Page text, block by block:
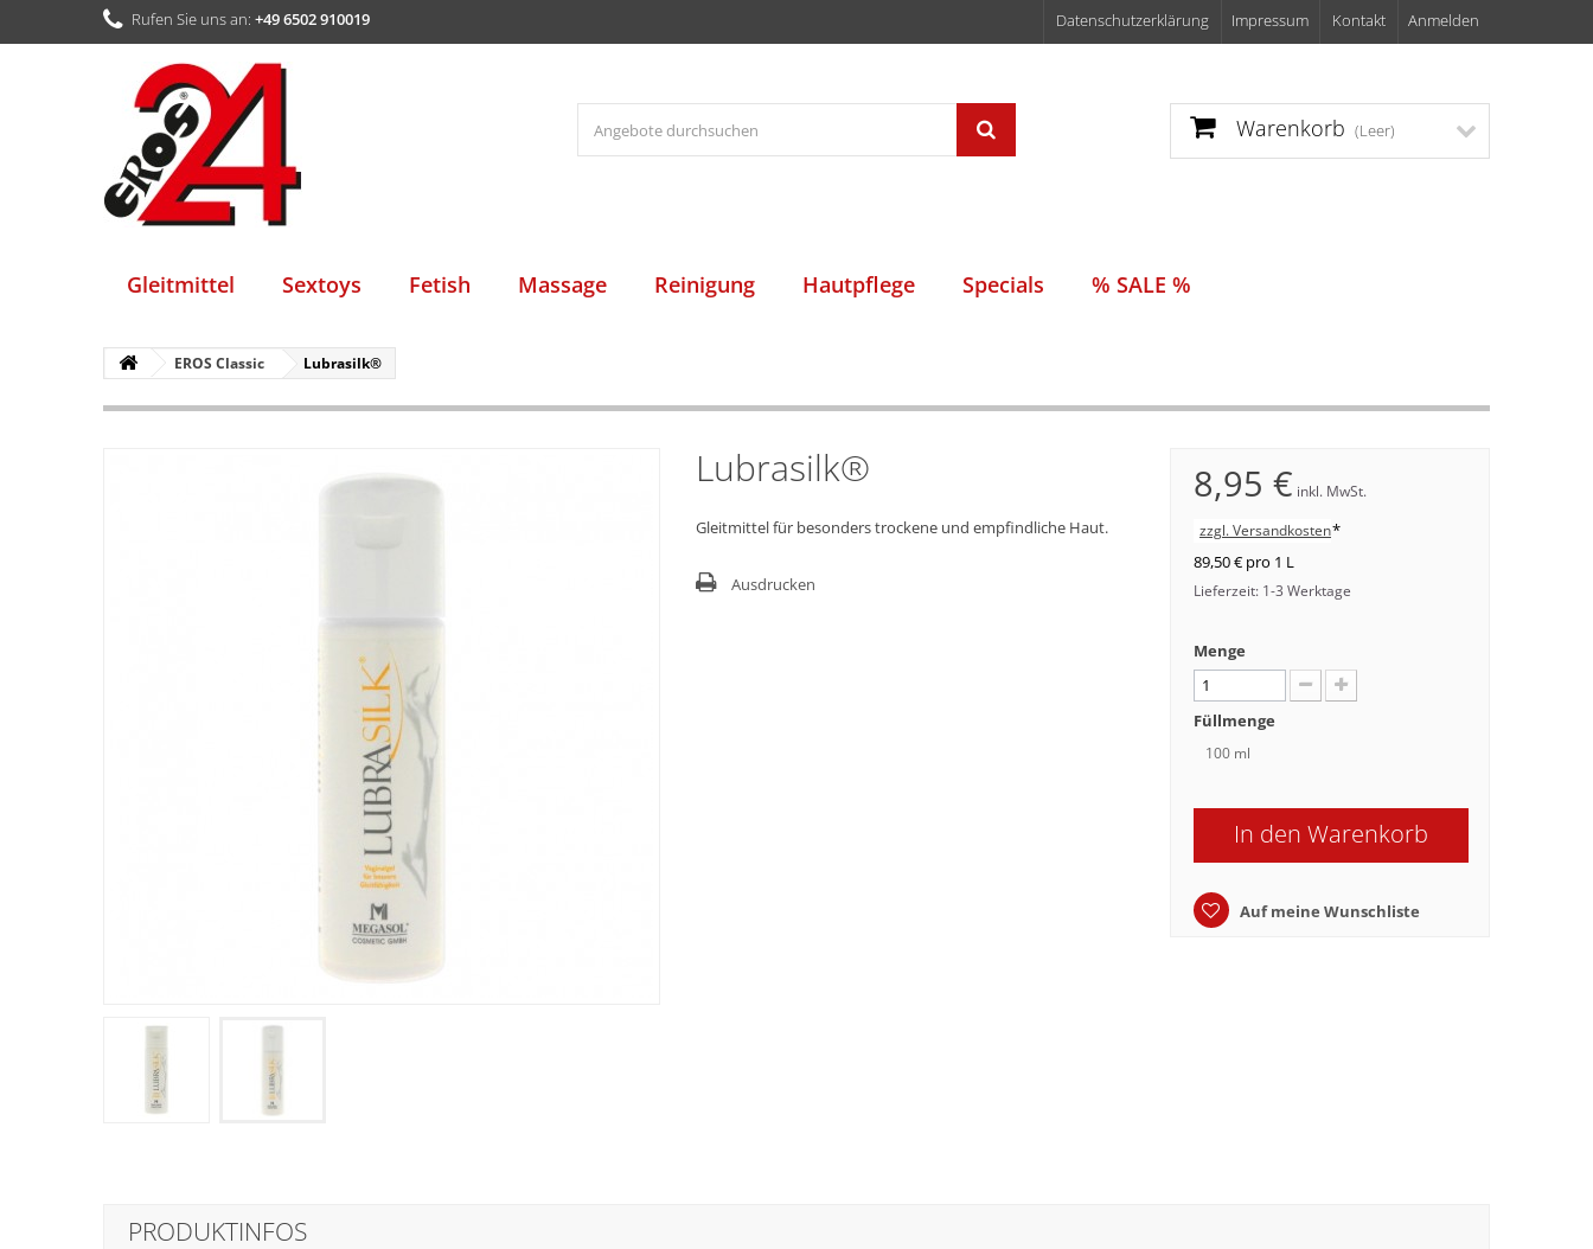
Anmelden
Kontakt
Impressum
Datenschutzerklärung
Rufen Sie uns an: +49 6502 910019
Warenkorb (Leer)
Gleitmittel Sextoys Fetish Massage Reinigung Hautpflege Specials % SALE %
EROS Classic Lubrasilk®
Lubrasilk®
Gleitmittel für besonders trockene und empfindliche Haut.
Ausdrucken
8,95 € inkl. MwSt.
zzgl. Versandkosten*
89,50 €pro 1 L
Lieferzeit: 1-3 Werktage
Menge
Füllmenge
100 ml
In den Warenkorb
Auf meine Wunschliste
PRODUKTINFOS